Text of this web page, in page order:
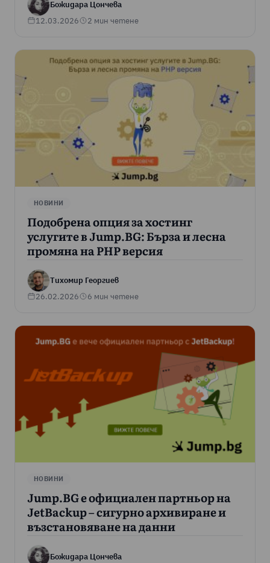
Божидара Цончева
12.03.2026 2 мин четене
НОВИНИ
Подобрена опция за хостинг
услугите в Jump.BG: Бърза и лесна
промяна на PHP версия
Тихомир Георгиев
26.02.2026 6 мин четене
НОВИНИ
Jump.BG е официален партньор на
JetBackup – сигурно архивиране и
възстановяване на данни
Божидара Цончева